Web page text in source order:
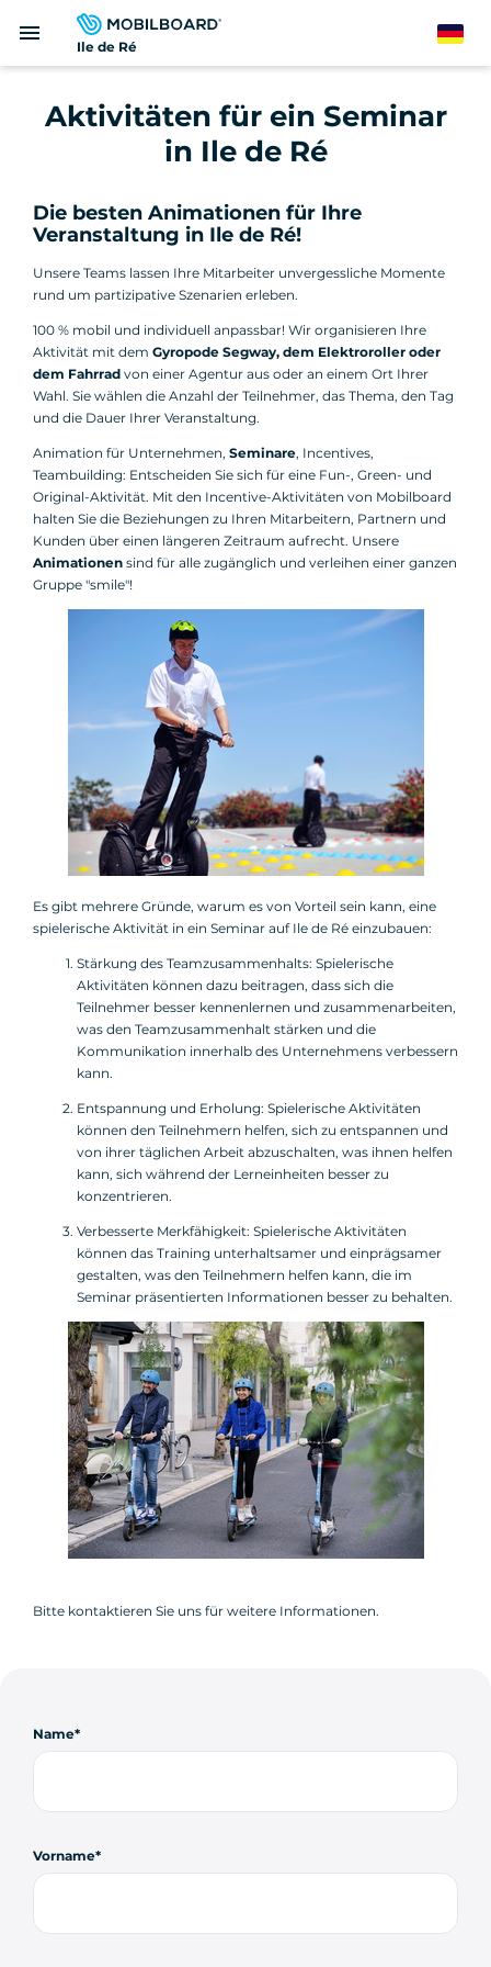
zum
Ile de Ré
menu German
Aktivitäten für ein Seminar
in Ile de Ré
Die besten Animationen für Ihre
Veranstaltung in Ile de Ré!
Unsere Teams lassen Ihre Mitarbeiter unvergessliche Momente
rund um partizipative Szenarien erleben.
100 % mobil und individuell anpassbar! Wir organisieren Ihre
Aktivität mit dem Gyropode Segway, dem Elektroroller oder
dem Fahrrad von einer Agentur aus oder an einem Ort Ihrer
Wahl. Sie wählen die Anzahl der Teilnehmer, das Thema, den Tag
und die Dauer Ihrer Veranstaltung.
Animation für Unternehmen, Seminare, Incentives,
Teambuilding: Entscheiden Sie sich für eine Fun-, Green- und
Original-Aktivität. Mit den Incentive-Aktivitäten von Mobilboard
halten Sie die Beziehungen zu Ihren Mitarbeitern, Partnern und
Kunden über einen längeren Zeitraum aufrecht. Unsere
Animationen sind für alle zugänglich und verleihen einer ganzen
Gruppe "smile"!
Es gibt mehrere Gründe, warum es von Vorteil sein kann, eine
spielerische Aktivität in ein Seminar auf Ile de Ré einzubauen:
Stärkung des Teamzusammenhalts: Spielerische
Aktivitäten können dazu beitragen, dass sich die
Teilnehmer besser kennenlernen und zusammenarbeiten,
was den Teamzusammenhalt stärken und die
Kommunikation innerhalb des Unternehmens verbessern
kann.
Entspannung und Erholung: Spielerische Aktivitäten
können den Teilnehmern helfen, sich zu entspannen und
von ihrer täglichen Arbeit abzuschalten, was ihnen helfen
kann, sich während der Lerneinheiten besser zu
konzentrieren.
Verbesserte Merkfähigkeit: Spielerische Aktivitäten
können das Training unterhaltsamer und einprägsamer
gestalten, was den Teilnehmern helfen kann, die im
Seminar präsentierten Informationen besser zu behalten.
Bitte kontaktieren Sie uns für weitere Informationen.
Name
Vorname